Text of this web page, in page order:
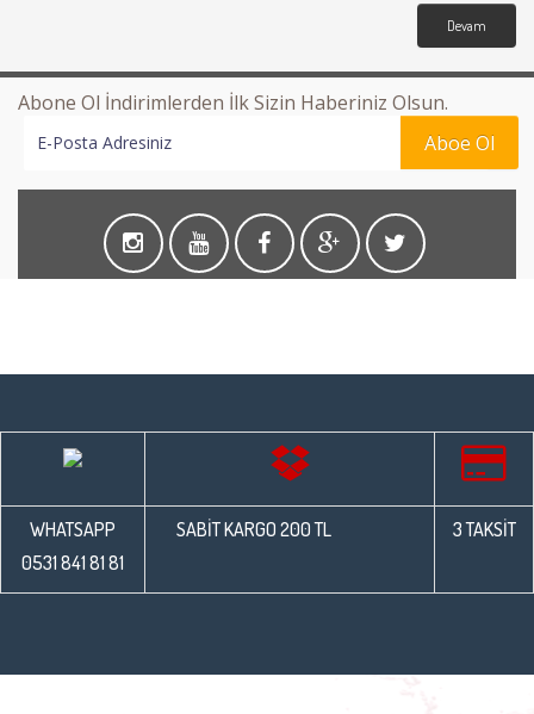
Devam
Abone Ol İndirimlerden İlk Sizin Haberiniz Olsun.
Aboe Ol
WHATSAPP
0531 841 81 81
SABİT KARGO 200 TL 3 TAKSİT